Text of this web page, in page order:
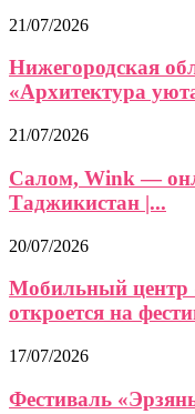
21/07/2026
Нижегородская
«Архитектура
21/07/2026
Салом, Wink —
Таджикистан |...
20/07/2026
Мобильный центр
откроется на
17/07/2026
Фестиваль